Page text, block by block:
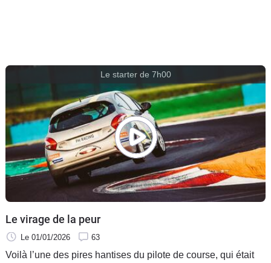
Le starter de 7h00
Le virage de la peur
Le 01/01/2026 63
Voilà l’une des pires hantises du pilote de course, qui était